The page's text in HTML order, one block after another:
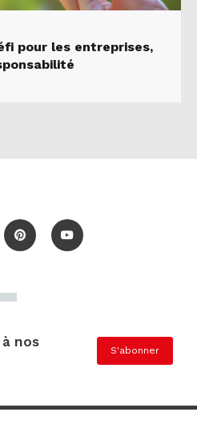
pour les entreprises,
nos
S'abonner